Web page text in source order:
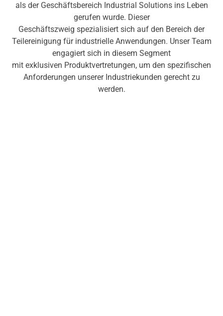
als der Geschäftsbereich Industrial Solutions ins Leben
gerufen wurde. Dieser
Geschäftszweig spezialisiert sich auf den Bereich der
Teilereinigung für industrielle Anwendungen. Unser Team
engagiert sich in diesem Segment
mit exklusiven Produktvertretungen, um den spezifischen
Anforderungen unserer Industriekunden gerecht zu
werden.